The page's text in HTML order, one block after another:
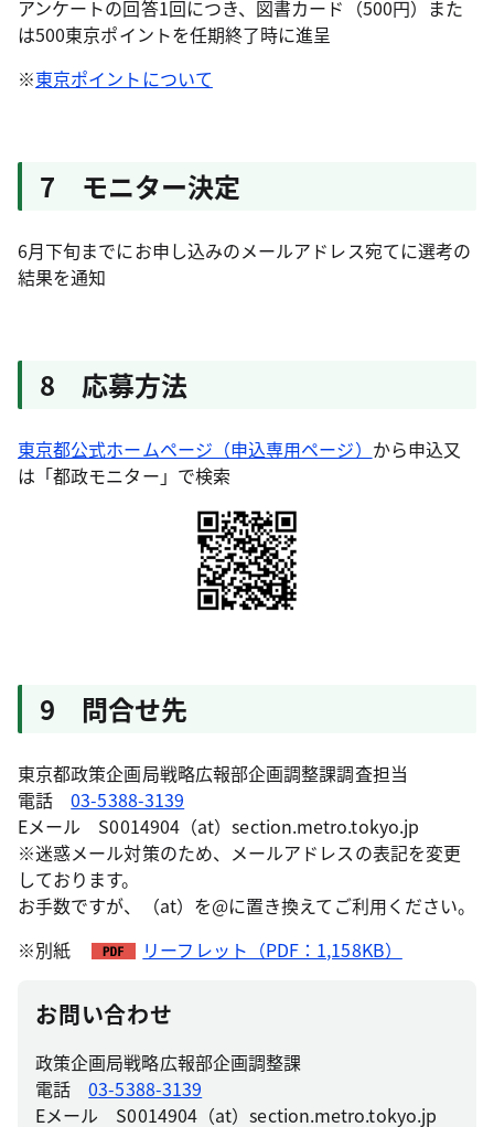
アンケートの回答1回につき、図書カード（500円）また
は500東京ポイントを任期終了時に進呈
※東京ポイントについて
7 モニター決定
6月下旬までにお申し込みのメールアドレス宛てに選考の
結果を通知
8 応募方法
東京都公式ホームページ（申込専用ページ） から申込又
は「都政モニター」で検索
9 問合せ先
東京都政策企画局戦略広報部企画調整課調査担当
電話03-5388-3139
Eメール S0014904（at）section.metro.tokyo.jp
※迷惑メール対策のため、メールアドレスの表記を変更
しております。
お手数ですが、（at）を@に置き換えてご利用ください。
※別紙
リーフレット（PDF：1,158KB）
お問い合わせ
政策企画局戦略広報部企画調整課
電話03-5388-3139
Eメール S0014904（at）section.metro.tokyo.jp